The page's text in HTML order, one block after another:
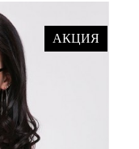
АКЦИЯ